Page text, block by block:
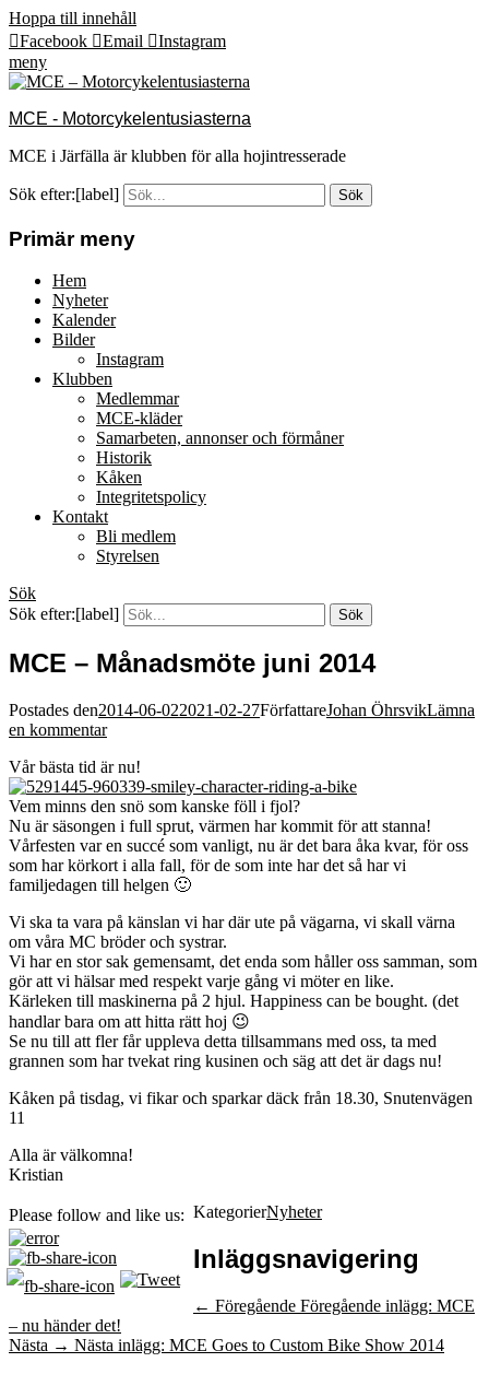
Hoppa till innehåll
Facebook
Email
Instagram
meny
MCE - Motorcykelentusiasterna
MCE i Järfälla är klubben för alla hojintresserade
Sök efter:[label]
Primär meny
Hem
Nyheter
Kalender
Bilder
Instagram
Klubben
Medlemmar
MCE-kläder
Samarbeten, annonser och förmåner
Historik
Kåken
Integritetspolicy
Kontakt
Bli medlem
Styrelsen
Sök
Sök efter:[label]
MCE – Månadsmöte juni 2014
Postades den2014-06-022021-02-27FörfattareJohan ÖhrsvikLämna
en kommentar
Vår bästa tid är nu!
Vem minns den snö som kanske föll i fjol?
Nu är säsongen i full sprut, värmen har kommit för att stanna!
Vårfesten var en succé som vanligt, nu är det bara åka kvar, för oss
som har körkort i alla fall, för de som inte har det så har vi
familjedagen till helgen 🙂
Vi ska ta vara på känslan vi har där ute på vägarna, vi skall värna
om våra MC bröder och systrar.
Vi har en stor sak gemensamt, det enda som håller oss samman, som
gör att vi hälsar med respekt varje gång vi möter en like.
Kärleken till maskinerna på 2 hjul. Happiness can be bought. (det
handlar bara om att hitta rätt hoj 😉
Se nu till att fler får uppleva detta tillsammans med oss, ta med
grannen som har tvekat ring kusinen och säg att det är dags nu!
Kåken på tisdag, vi fikar och sparkar däck från 18.30, Snutenvägen
11
Alla är välkomna!
Kristian
Please follow and like us: KategorierNyheter
Inläggsnavigering
← Föregående Föregående inlägg: MCE
– nu händer det!
Nästa → Nästa inlägg: MCE Goes to Custom Bike Show 2014